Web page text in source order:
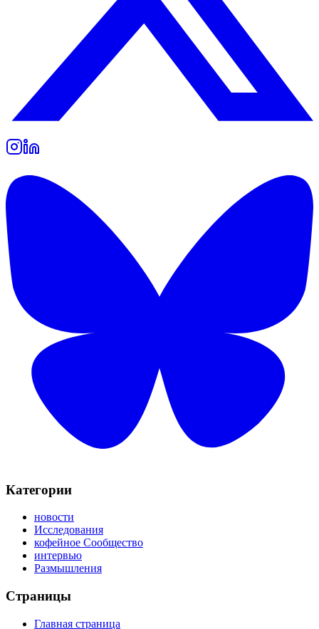
Категории
новости
Исследования
кофейное Сообщество
интервью
Размышления
Страницы
Главная страница